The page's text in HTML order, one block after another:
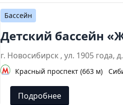
Бассейн
Детский бассейн
г. Новосибирск , ул. 1905
Красный проспект (663 м)
Подробнее